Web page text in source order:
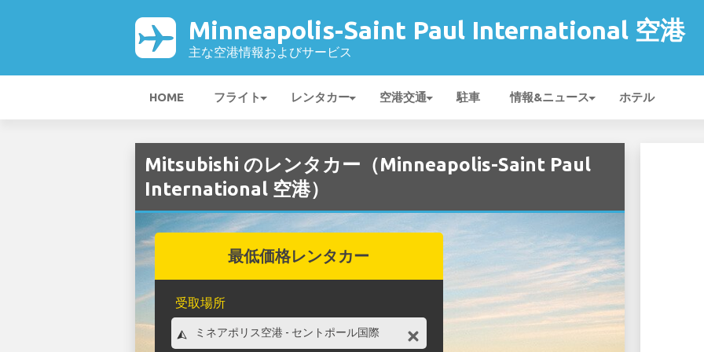
Minneapolis-Saint Paul International 空港
主な空港情報およびサービス
HOME フライト レンタカー 空港交通 駐車 情報&ニュース ホテル
Mitsubishi のレンタカー（Minneapolis-Saint Paul
International 空港）
最低価格レンタカー
受取場所